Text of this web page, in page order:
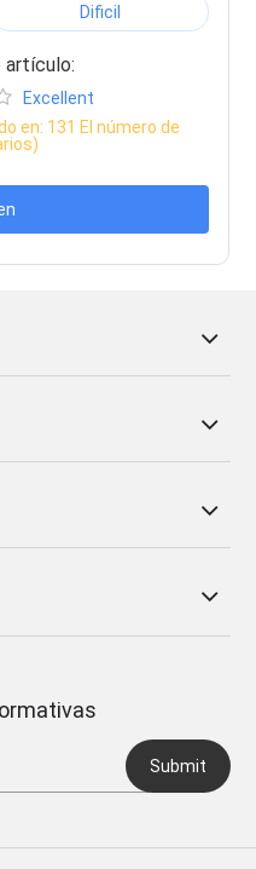
Dificil
artículo:
Excellent
en: 131 El número de
Submit